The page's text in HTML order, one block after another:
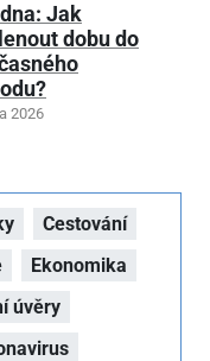
Jak
dobu do
2026
Cestování
Ekonomika
úvěry